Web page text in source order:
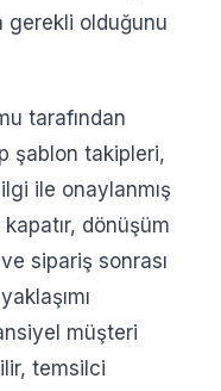
gerekli olduğunu
tarafından
şablon takipleri,
ile onaylanmış
dönüşüm
sipariş sonrası
müşteri
temsilci